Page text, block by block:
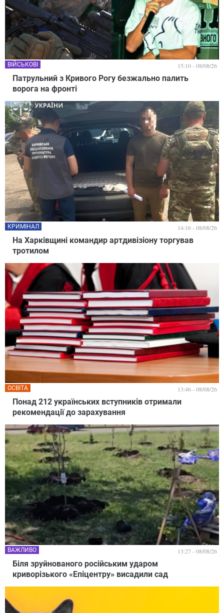
Патрульний з Кривого Рогу безжально палить
ворога на фронті
ВІЙСЬКОВІ 15:10 - 08/08/26
На Харківщині командир артдивізіону торгував
тротилом
КРИМІНАЛ 14:16 - 08/08/26
Понад 212 українських вступників отримали
рекомендації до зарахування
ОСВІТА 13:46 - 08/08/26
Біля зруйнованого російським ударом
криворізького «Епіцентру» висадили сад
ВАЖЛИВО 13:27 - 08/08/26